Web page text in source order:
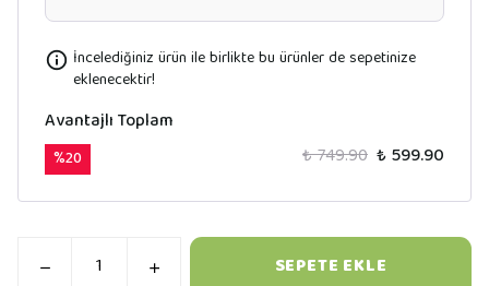
İncelediğiniz ürün ile birlikte bu ürünler de sepetinize
eklenecektir!
Avantajlı Toplam
%20 ₺ 749.90 ₺ 599.90
SEPETE EKLE